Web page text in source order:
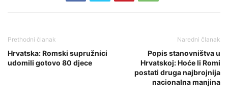
Prethodni članak
Hrvatska: Romski supružnici
udomili gotovo 80 djece
Naredni članak
Popis stanovništva u
Hrvatskoj: Hoće li Romi
postati druga najbrojnija
nacionalna manjina